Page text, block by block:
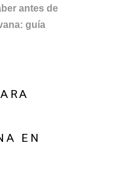
antes de
guía
EN